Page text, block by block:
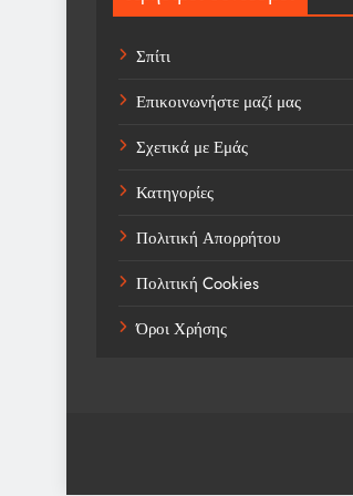
Σπίτι
Επικοινωνήστε μαζί μας
Σχετικά με Εμάς
Κατηγορίες
Πολιτική Απορρήτου
Πολιτική Cookies
Όροι Χρήσης